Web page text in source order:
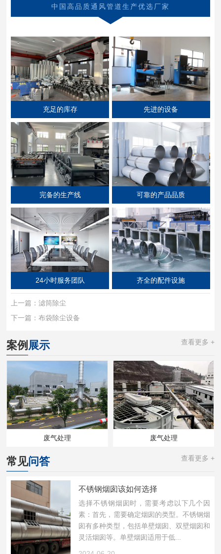
中国高品质通风管道生产优选厂家
充足的库存 先进的设备
完备的生产线 可靠的产品品质
24小时服务团队 齐全的配件设施
上一篇： 滤筒除尘
下一篇： 布袋除尘设备
案例 展示 查看更多 +
废气处理 废气处理
常见问答 查看更多 +
不锈钢烟囱该如何选择
选择不锈钢烟囱时，需要考虑以下几个因
素：首先，需要确定烟囱的类型。不锈钢烟
囱有多种类型，包括单壁烟囱、双壁烟囱和
灵活烟囱等。单壁烟囱适用于低...